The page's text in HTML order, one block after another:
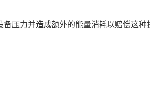
压力并造成额外的能量消耗以赔偿这种